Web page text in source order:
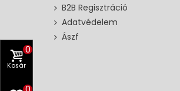
B2B Regisztráció
Adatvédelem
Ászf
Kosár
0